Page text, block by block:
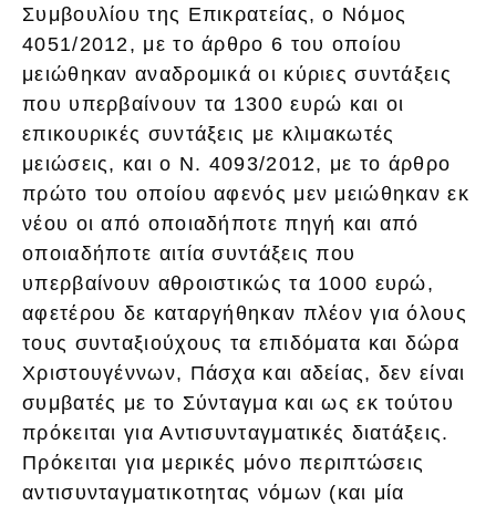
Συμβουλίου της Επικρατείας, ο Νόμος
4051/2012, με το άρθρο 6 του οποίου
μειώθηκαν αναδρομικά οι κύριες συντάξεις
που υπερβαίνουν τα 1300 ευρώ και οι
επικουρικές συντάξεις με κλιμακωτές
μειώσεις, και ο Ν. 4093/2012, με το άρθρο
πρώτο του οποίου αφενός μεν μειώθηκαν εκ
νέου οι από οποιαδήποτε πηγή και από
οποιαδήποτε αιτία συντάξεις που
υπερβαίνουν αθροιστικώς τα 1000 ευρώ,
αφετέρου δε καταργήθηκαν πλέον για όλους
τους συνταξιούχους τα επιδόματα και δώρα
Χριστουγέννων, Πάσχα και αδείας, δεν είναι
συμβατές με το Σύνταγμα και ως εκ τούτου
πρόκειται για Αντισυνταγματικές διατάξεις.
Πρόκειται για μερικές μόνο περιπτώσεις
αντισυνταγματικοτητας νόμων (και μία